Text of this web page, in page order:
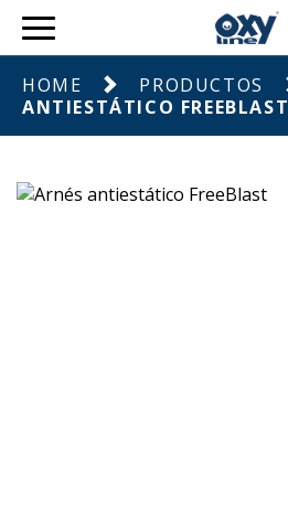
HOME PRODUCTOS
ANTIESTÁTICO FREEBLAST